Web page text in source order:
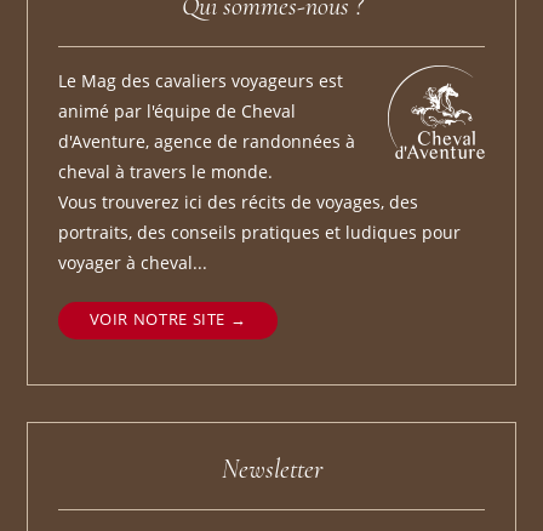
Le Mag des cavaliers voyageurs est
animé par l'équipe de Cheval
d'Aventure, agence de randonnées à
cheval à travers le monde.
Vous trouverez ici des récits de voyages, des
portraits, des conseils pratiques et ludiques pour
voyager à cheval...
VOIR NOTRE SITE
Newsletter